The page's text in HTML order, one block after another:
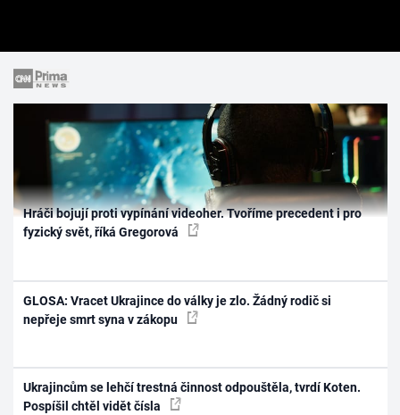
Hráči bojují proti vypínání videoher. Tvoříme precedent i pro
fyzický svět, říká Gregorová
GLOSA: Vracet Ukrajince do války je zlo. Žádný rodič si
nepřeje smrt syna v zákopu
Ukrajincům se lehčí trestná činnost odpouštěla, tvrdí Koten.
Pospíšil chtěl vidět čísla